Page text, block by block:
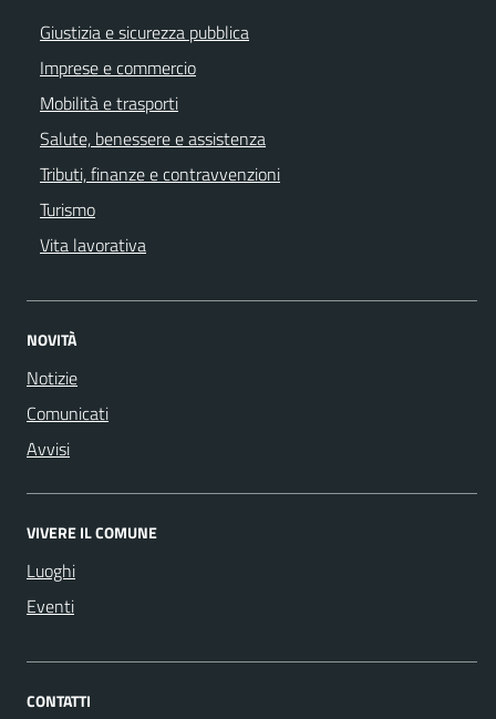
Giustizia e sicurezza pubblica
Imprese e commercio
Mobilità e trasporti
Salute, benessere e assistenza
Tributi, finanze e contravvenzioni
Turismo
Vita lavorativa
NOVITÀ
Notizie
Comunicati
Avvisi
VIVERE IL COMUNE
Luoghi
Eventi
CONTATTI